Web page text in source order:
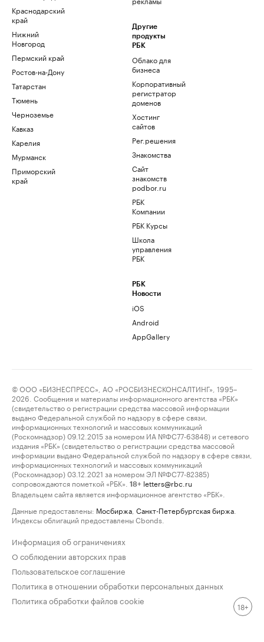
Краснодарский
край
Нижний
Новгород
Пермский край
Ростов-на-Дону
Татарстан
Тюмень
Черноземье
Кавказ
Карелия
Мурманск
Приморский
край
Другие
продукты
РБК
Облако для
бизнеса
Корпоративный
регистратор
доменов
Хостинг
сайтов
Рег.решения
Знакомства
Сайт
знакомств
podbor.ru
РБК
Компании
РБК Курсы
Школа
управления
РБК
РБК
Новости
iOS
Android
AppGallery
© ООО «БИЗНЕСПРЕСС», АО «РОСБИЗНЕСКОНСАЛТИНГ», 1995–
2026. Сообщения и материалы информационного агентства «РБК»
(свидетельство о регистрации средства массовой информации
выдано Федеральной службой по надзору в сфере связи,
информационных технологий и массовых коммуникаций
(Роскомнадзор) 09.12.2015 за номером ИА №ФС77-63848) и сетевого
издания «РБК» (свидетельство о регистрации средства массовой
информации выдано Федеральной службой по надзору в сфере связи,
информационных технологий и массовых коммуникаций
(Роскомнадзор) 03.12.2021 за номером ЭЛ №ФС77-82385)
сопровождаются пометкой «РБК».
18+ letters@rbc.ru
Владельцем сайта является информационное агентство «РБК».
Данные предоставлены: Мосбиржа Санкт-Петербургская биржа
Индексы облигаций предоставлены Cbonds.
Информация об ограничениях
О соблюдении авторских прав
Пользовательское соглашение
Политика в отношении обработки персональных данных
Политика обработки файлов cookie
18+